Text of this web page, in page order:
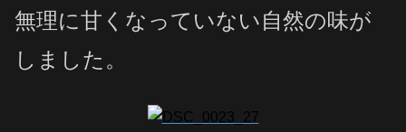
無理に甘くなっていない自然の味が
しました。